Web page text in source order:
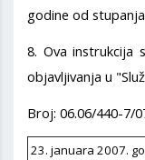
godine od
8. Ova instrukcija
objavljivanja u
Broj: 06.06/440-7/
23. januara 2007.